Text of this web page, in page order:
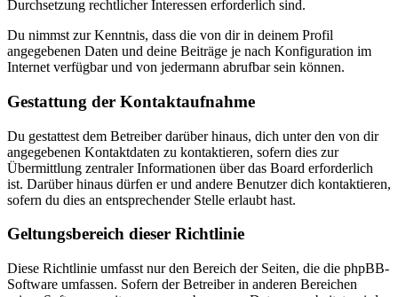
Durchsetzung rechtlicher Interessen erforderlich sind.
Du nimmst zur Kenntnis, dass die von dir in deinem Profil
angegebenen Daten und deine Beiträge je nach Konfiguration im
Internet verfügbar und von jedermann abrufbar sein können.
Gestattung der Kontaktaufnahme
Du gestattest dem Betreiber darüber hinaus, dich unter den von dir
angegebenen Kontaktdaten zu kontaktieren, sofern dies zur
Übermittlung zentraler Informationen über das Board erforderlich
ist. Darüber hinaus dürfen er und andere Benutzer dich kontaktieren,
sofern du dies an entsprechender Stelle erlaubt hast.
Geltungsbereich dieser Richtlinie
Diese Richtlinie umfasst nur den Bereich der Seiten, die die phpBB-
Software umfassen. Sofern der Betreiber in anderen Bereichen